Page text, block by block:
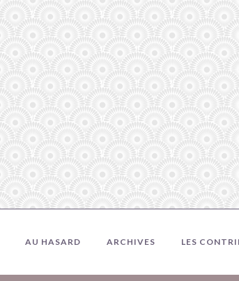
AU HASARD ARCHIVES LES